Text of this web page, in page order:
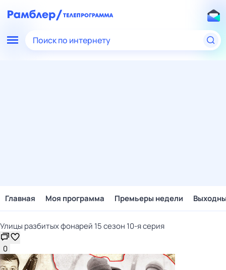
Поиск по интернету
Главная Моя программа Премьеры недели
Улицы разбитых фонарей 15 сезон 10-я серия
0